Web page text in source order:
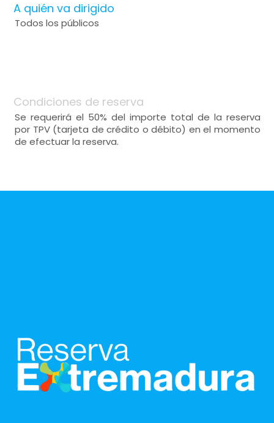
A quién va dirigido
Todos los públicos
Condiciones de reserva
Se requerirá el 50% del importe total de la reserva
por TPV (tarjeta de crédito o débito) en el momento
de efectuar la reserva.